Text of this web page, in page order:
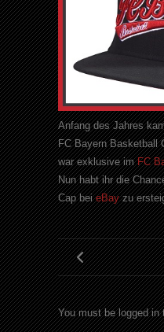
Anfang des Jahres
FC Bayern Basketball
war exklusive imFC
Nun habt ihr die
Cap beieBayzu
You must be logged